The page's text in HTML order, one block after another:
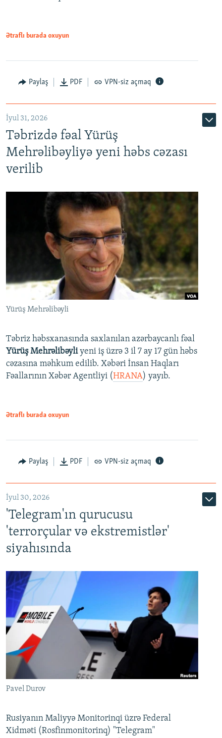
Ətraflı burada oxuyun
Paylaş PDF VPN-siz açmaq
İyul 31, 2026
Təbrizdə fəal Yürüş
Mehrəlibəyliyə yeni həbs cəzası
verilib
Yürüş Mehrəlibəyli
Təbriz həbsxanasında saxlanılan azərbaycanlı fəal
Yürüş Mehrəlibəyliyeni iş üzrə 3 il 7 ay 17 gün həbs
cəzasına məhkum edilib. Xəbəri İnsan Haqları
Fəallarının Xəbər Agentliyi (HRANA) yayıb.
Ətraflı burada oxuyun
Paylaş PDF VPN-siz açmaq
İyul 30, 2026
'Telegram'ın qurucusu
'terrorçular və ekstremistlər'
siyahısında
Pavel Durov
Rusiyanın Maliyyə Monitorinqi üzrə Federal
Xidməti (Rosfinmonitorinq) "Telegram"